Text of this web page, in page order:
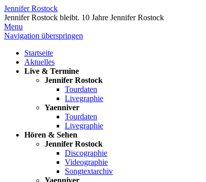
Jennifer Rostock
Jennifer Rostock bleibt. 10 Jahre Jennifer Rostock
Menu
Navigation überspringen
Startseite
Aktuelles
Live & Termine
Jennifer Rostock
Tourdaten
Livegraphie
Yaenniver
Tourdaten
Livegraphie
Hören & Sehen
Jennifer Rostock
Discographie
Videographie
Songtextarchiv
Yaenniver